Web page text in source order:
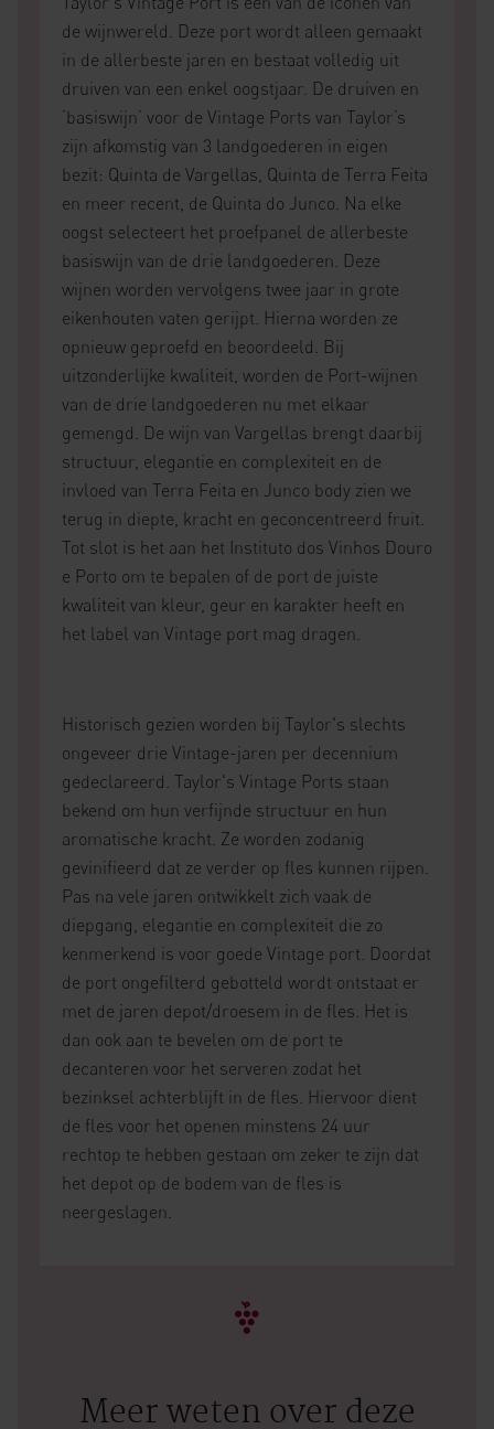
de wijnwereld. Deze port wordt alleen gemaakt
in de allerbeste jaren en bestaat volledig uit
druiven van een enkel oogstjaar. De druiven en
’basiswijn’ voor de Vintage Ports van Taylor’s
zijn afkomstig van 3 landgoederen in eigen
bezit: Quinta de Vargellas, Quinta de Terra Feita
en meer recent, de Quinta do Junco. Na elke
oogst selecteert het proefpanel de allerbeste
basiswijn van de drie landgoederen. Deze
wijnen worden vervolgens twee jaar in grote
eikenhouten vaten gerijpt. Hierna worden ze
opnieuw geproefd en beoordeeld. Bij
uitzonderlijke kwaliteit, worden de Port-wijnen
van de drie landgoederen nu met elkaar
gemengd. De wijn van Vargellas brengt daarbij
structuur, elegantie en complexiteit en de
invloed van Terra Feita en Junco body zien we
terug in diepte, kracht en geconcentreerd fruit.
Tot slot is het aan het Instituto dos Vinhos Douro
e Porto om te bepalen of de port de juiste
kwaliteit van kleur, geur en karakter heeft en
het label van Vintage port mag dragen.
Historisch gezien worden bij Taylor's slechts
ongeveer drie Vintage-jaren per decennium
gedeclareerd. Taylor's Vintage Ports staan ​​
bekend om hun verfijnde structuur en hun
aromatische kracht. Ze worden zodanig
gevinifieerd dat ze verder op fles kunnen rijpen.
Pas na vele jaren ontwikkelt zich vaak de
diepgang, elegantie en complexiteit die zo
kenmerkend is voor goede Vintage port. Doordat
de port ongefilterd gebotteld wordt ontstaat er
met de jaren depot/droesem in de fles. Het is
dan ook aan te bevelen om de port te
decanteren voor het serveren zodat het
bezinksel achterblijft in de fles. Hiervoor dient
de fles voor het openen minstens 24 uur
rechtop te hebben gestaan om zeker te zijn dat
het depot op de bodem van de fles is
neergeslagen.
Meer weten over deze